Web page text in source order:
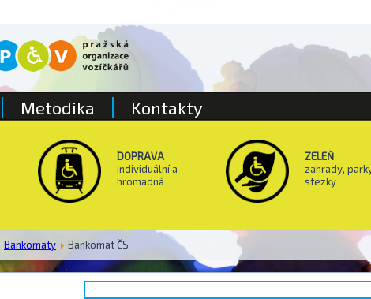
DOPRAVA
individuální a
hromadná
ZELEŇ
zahrady,
stezky
Bankomaty Bankomat ČS
Metodika Kontakty